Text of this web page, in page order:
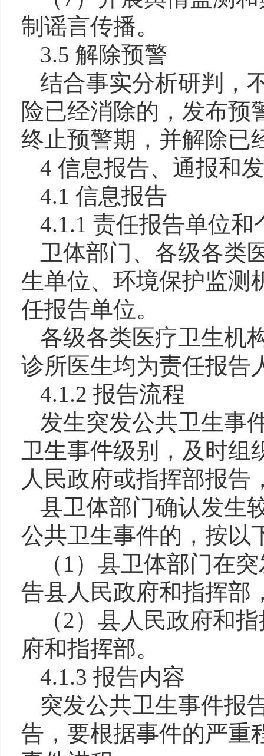
制谣言传播。
3.5 解除预警
结合事实分析研判，
险已经消除的，发布预
终止预警期，并解除已
4 信息报告、通报和
4.1 信息报告
4.1.1 责任报告单位和
卫体部门、各级各类
生单位、环境保护监测
任报告单位。
各级各类医疗卫生机
诊所医生均为责任报告
4.1.2 报告流程
发生突发公共卫生事
卫生事件级别，及时组
人民政府或指挥部报告
县卫体部门确认发生
公共卫生事件的，按以
（1）县卫体部门在
告县人民政府和指挥部
（2）县人民政府和
府和指挥部。
4.1.3 报告内容
突发公共卫生事件报
告，要根据事件的严重